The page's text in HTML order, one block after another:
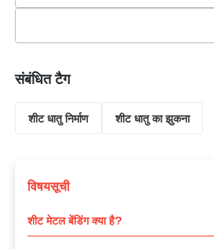
संबंधित टैग
शीट धातु निर्माण शीट धातु का झुकना
विषयसूची
शीट मेटल बेंडिंग क्या है?